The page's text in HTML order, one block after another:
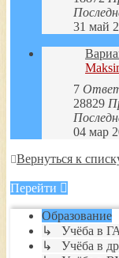
31 май
7
28829
04 мар
Вернуться к
Перейти
Образование
↳ Учёба в
↳ Учёба в